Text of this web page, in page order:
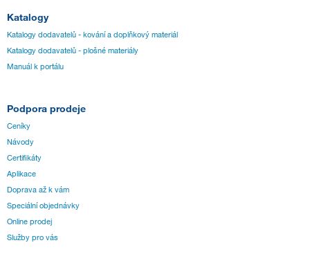
Katalogy
Katalogy dodavatelů - kování a doplňkový materiál
Katalogy dodavatelů - plošné materiály
Manuál k portálu
Podpora prodeje
Ceníky
Návody
Certifikáty
Aplikace
Doprava až k vám
Speciální objednávky
Online prodej
Služby pro vás